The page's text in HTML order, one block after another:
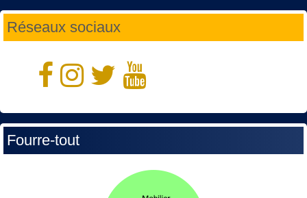
Réseaux sociaux
Fourre-tout